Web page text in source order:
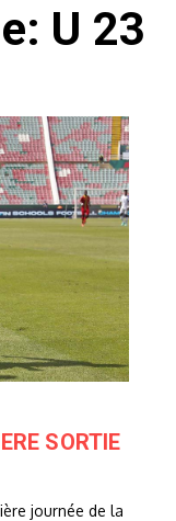
U 23
SORTIE
journée de la